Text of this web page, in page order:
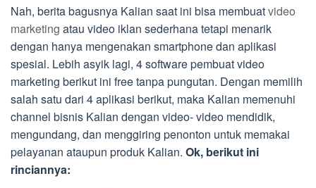
Nah, berita bagusnya Kalian saat ini bisa membuatvideo
marketing atau video iklan sederhana tetapi menarik
dengan hanya mengenakan smartphone dan aplikasi
spesial. Lebih asyik lagi, 4 software pembuat video
marketing berikut ini free tanpa pungutan. Dengan memilih
salah satu dari 4 aplikasi berikut, maka Kalian memenuhi
channel bisnis Kalian dengan video- video mendidik,
mengundang, dan menggiring penonton untuk memakai
pelayanan ataupun produk Kalian. Ok, berikut ini
rinciannya: